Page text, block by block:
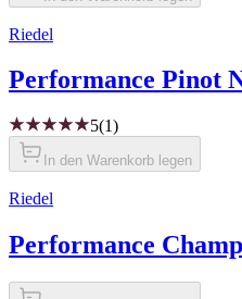
Riedel
Performance Pinot
5(1)
In den Warenkorb legen
Riedel
Performance